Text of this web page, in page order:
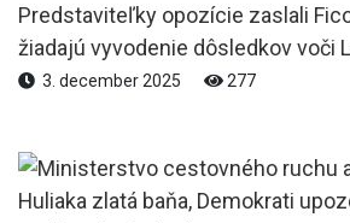
Predstaviteľky opozície zaslali
žiadajú vyvodenie dôsledkov voči
3. december 2025 277